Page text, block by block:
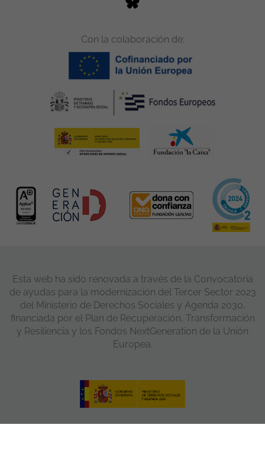
Con la colaboración de:
Esta web ha sido renovada a través de la Convocatoria
de ayudas para la modernización del Tercer Sector 2023
del Ministerio de Derechos Sociales y Agenda 2030,
financiada por el Plan de Recuperación, Transformación
y Resiliencia y los Fondos NextGeneration de la Unión
Europea.